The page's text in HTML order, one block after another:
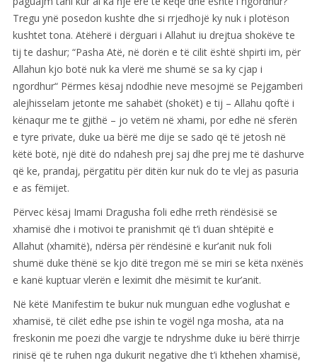
Tregu ynë posedon kushte dhe si rrjedhojë ky nuk i plotëson
kushtet tona. Atëherë i dërguari i Allahut iu drejtua shokëve te
tij te dashur; “Pasha Atë, në dorën e të cilit është shpirti im, për
Allahun kjo botë nuk ka vlerë me shumë se sa ky cjap i
ngordhur“ Përmes kësaj ndodhie neve mesojmë se Pejgamberi
alejhisselam jetonte me sahabët (shokët) e tij – Allahu qoftë i
kënaqur me te gjithë – jo vetëm në xhami, por edhe në sferën
e tyre private, duke ua bërë me dije se sado që të jetosh në
këtë botë, një ditë do ndahesh prej saj dhe prej me të dashurve
që ke, prandaj, përgatitu për ditën kur nuk do te vlej as pasuria
e as fëmijet.
Përvec kësaj Imami Dragusha foli edhe rreth rëndësisë se
xhamisë dhe i motivoi te pranishmit që t’i duan shtëpitë e
Allahut (xhamitë), ndërsa për rëndësinë e kur’anit nuk foli
shumë duke thënë se kjo ditë tregon më se miri se këta nxënës
e kanë kuptuar vlerën e leximit dhe mësimit te kur’anit.
Në këtë Manifestim te bukur nuk munguan edhe voglushat e
xhamisë, të cilët edhe pse ishin te vogël nga mosha, ata na
freskonin me poezi dhe vargje te ndryshme duke iu bërë thirrje
rinisë që te ruhen nga dukurit negative dhe t’i kthehen xhamisë,